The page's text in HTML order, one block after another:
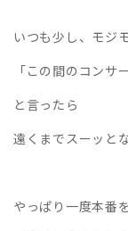
いつも少し、モジ
「この間のコンサ
と言ったら
遠くまでスーッと
やっぱり一度本番